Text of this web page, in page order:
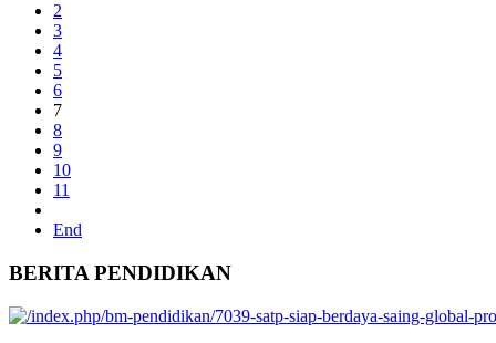
2
3
4
5
6
7
8
9
10
11
End
BERITA PENDIDIKAN